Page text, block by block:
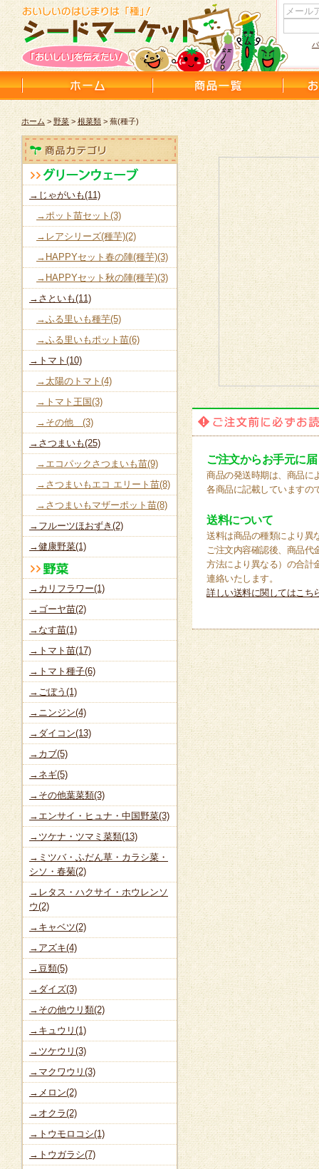
ホーム > 野菜> 根菜類 > 蕪(種子)
ご注文からお手元に
商品の発送時期は、商品に
各商品に記載していますの
送料について
送料は商品の種類により異
ご注文内容確認後、商品代
方法により異なる）の合計
連絡いたします。
詳しい送料に関してはこち
→じゃがいも(11)
→ポット苗セット(3)
→レアシリーズ(種芋)(2)
→HAPPYセット春の陣(種芋)(3)
→HAPPYセット秋の陣(種芋)(3)
→さといも(11)
→ふる里いも種芋(5)
→ふる里いもポット苗(6)
→トマト(10)
→太陽のトマト(4)
→トマト王国(3)
→その他 (3)
→さつまいも(25)
→エコパックさつまいも苗(9)
→さつまいもエコ エリート苗(8)
→さつまいもマザーポット苗(8)
→フルーツほおずき(2)
→健康野菜(1)
→カリフラワー(1)
→ゴーヤ苗(2)
→なす苗(1)
→トマト苗(17)
→トマト種子(6)
→ごぼう(1)
→ニンジン(4)
→ダイコン(13)
→カブ(5)
→ネギ(5)
→その他葉菜類(3)
→エンサイ・ヒュナ・中国野菜(3)
→ツケナ・ツマミ菜類(13)
→ミツバ・ふだん草・カラシ菜・
シソ・春菊(2)
→レタス・ハクサイ・ホウレンソ
ウ(2)
→キャベツ(2)
→アズキ(4)
→豆類(5)
→ダイズ(3)
→その他ウリ類(2)
→キュウリ(1)
→ツケウリ(3)
→マクワウリ(3)
→メロン(2)
→オクラ(2)
→トウモロコシ(1)
→トウガラシ(7)